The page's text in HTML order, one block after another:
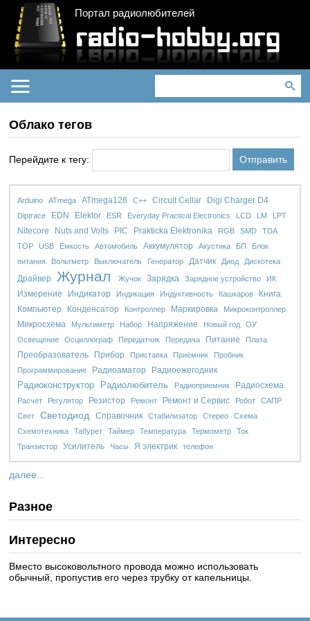
Портал радиолюбителей
Облако тегов
Перейдите к тегу:
Arduino ATmega ATmega128 C++ Circuit Cellar Digi Charger D4
Diptrace EDN Elektor ESR Everyday Practical Electronics LCD LM LPT
Nitecore Nuts and Volts PIC Prakticka Elektronika RGB SMD
TDA
TOP
USB Ёмкость Автомобиль Аккумулятор Акустика БП
Блок
питания
Вольтметр Выключатель Генератор Датчик Диод Дискотека
Драйвер Журнал Жучок Зарядка Зарядное устройство ИК
Измерение Индикатор Индикация Индуктивность Кашкаров
Книга
Компьютер
Конденсатор Контроллер Маркировка Микроконтроллер
Микросхема Мультиметр Набор Напряжение Новый год
ОУ
Освещение
Осциллограф Передатчик Передача Питание Плата
Преобразователь Прибор Приставка Приёмник
Пробник
Программирование
Радиоаматор
Радиоежегодник
Радиоконструктор
Радиолюбитель Радиоприемник Радиосхема
Расчёт Регулятор Резистор Ремонт Ремонт и Сервис Робот
САПР
Свет
Светодиод Справочник Стабилизатор Стерео
Схема
Схемотехника
Табурет Таймер Температура Термометр
Ток
Транзистор
Усилитель Часы Я электрик телефон
далее...
Разное
Интересно
Вместо высоковольтного провода можно использовать
обычный, пропустив его через трубку от капельницы.